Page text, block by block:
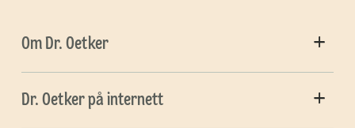
Om Dr. Oetker
Dr. Oetker på internett